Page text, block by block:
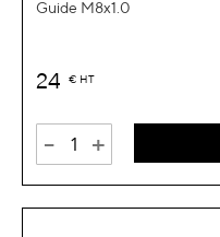
Guide M8x1.0
24 € HT
- +